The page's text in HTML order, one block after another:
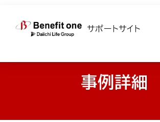
サポートサイト
事例詳細